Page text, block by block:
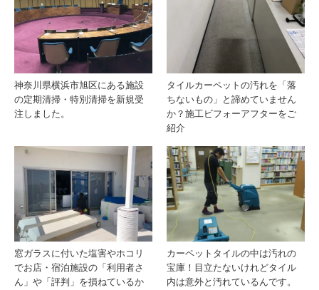
神奈川県横浜市旭区にある施設
の定期清掃・特別清掃を新規受
注しました。
タイルカーペットの汚れを「落
ちないもの」と諦めていません
か？施工ビフォーアフターをご
紹介
窓ガラスに付いた塩害やホコリ
でお店・宿泊施設の「利用者さ
ん」や「評判」を損ねているか
カーペットタイルの中は汚れの
宝庫！目立たないけれどタイル
内は意外と汚れているんです。